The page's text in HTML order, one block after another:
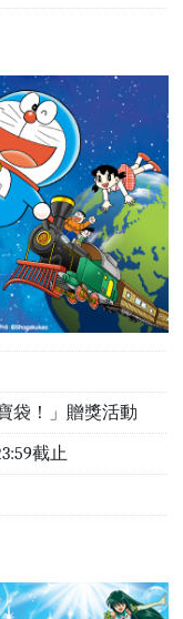
袋！」贈獎活動
截止